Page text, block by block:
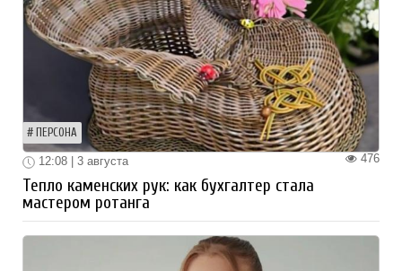
ПЕРСОНА
476
12:08 | 3 августа
Тепло каменских рук: как бухгалтер стала
мастером ротанга